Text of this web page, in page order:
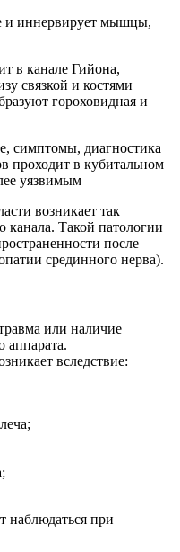
и иннервирует мышцы,
в канале Гийона,
связкой и костями
гороховидная и
проходит в кубитальном
уязвимым
возникает так
канала. Такой патологии
после
срединного нерва).
или наличие
аппарата.
вследствие:
наблюдаться при